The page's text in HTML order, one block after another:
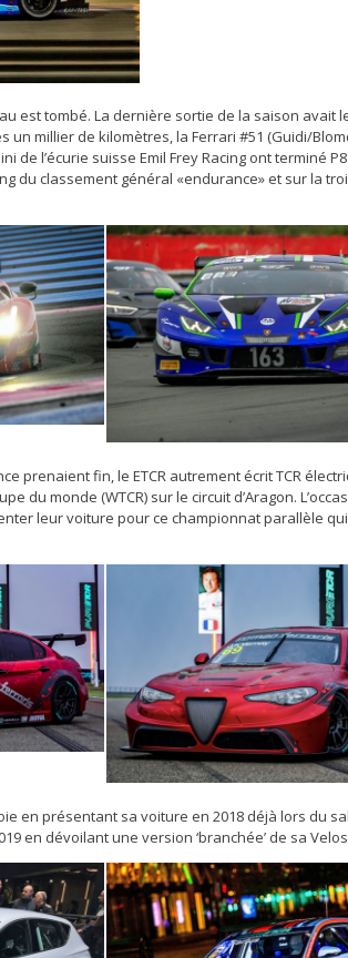
est tombé. La dernière sortie de la saison avait
un millier de kilomètres, la Ferrari #51 (Guidi/
de l’écurie suisse Emil Frey Racing ont terminé P8
du classement général «endurance» et sur la
prenaient fin, le ETCR autrement écrit TCR
du monde (WTCR) sur le circuit d’Aragon.
leur voiture pour ce championnat parallèle
en présentant sa voiture en 2018 déjà lors du
en dévoilant une version ‘branchée’ de sa